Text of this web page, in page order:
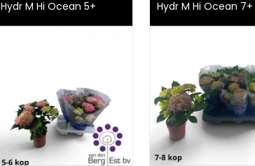
Hydr M Hi Ocean 5+ Hydr M Hi Ocean 7+